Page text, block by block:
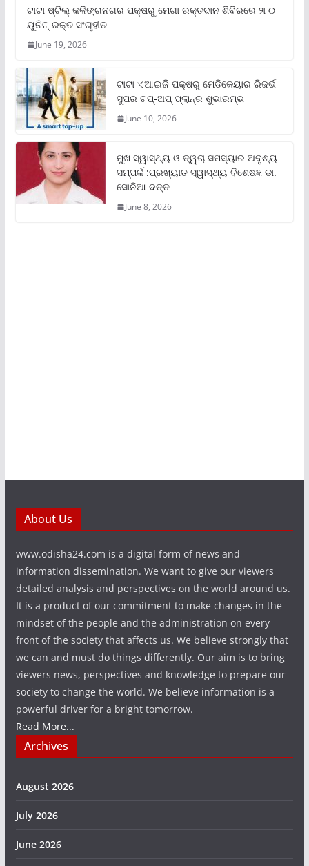
ଟାଟା ଷ୍ଟିଲ୍‌ କଳିଙ୍ଗନଗର ପକ୍ଷରୁ ମେଗା ରକ୍ତଦାନ ଶିବିରରେ ୨୮୦
ୟୁନିଟ୍‌ ରକ୍ତ ସଂଗୃହୀତ
June 19, 2026
ଟାଟା ଏଆଇଜି ପକ୍ଷରୁ ମେଡିକେୟାର ରିଜର୍ଭ
ସୁପର ଟପ୍‌-ଅପ୍ ପ୍ଲାନ୍‌ର ଶୁଭାରମ୍ଭ
June 10, 2026
ମୁଖ ସ୍ୱାସ୍ଥ୍ୟ ଓ ତ୍ୱଚା ସମସ୍ୟାର ଅଦୃଶ୍ୟ
ସମ୍ପର୍କ :ପ୍ରଖ୍ୟାତ ସ୍ୱାସ୍ଥ୍ୟ ବିଶେଷଜ୍ଞ ଡା.
ସୋନିଆ ଦତ୍ତ
June 8, 2026
About Us
www.odisha24.com is a digital form of news and
information dissemination. We want to give our viewers
detailed analysis and perspectives on the world around us.
It is a product of our commitment to make changes in the
mindset of the people and the administration on every
front of the society that affects us. We believe strongly that
we can and must do things differently. Our aim is to bring
viewers news, perspectives and knowledge to prepare our
society to change the world. We believe information is a
powerful driver for a bright tomorrow.
Read More...
Archives
August 2026
July 2026
June 2026